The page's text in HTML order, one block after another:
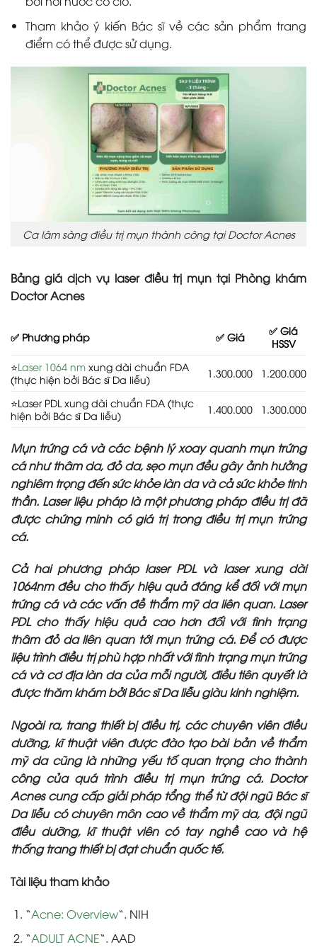
Tham khảo ý kiến Bác sĩ về các sản phẩm trang
điểm có thể được sử dụng.
Ca lâm sàng điều trị mụn thành công tại Doctor Acnes
Bảng giá dịch vụ laser điều trị mụn tại Phòng khám
Doctor Acnes
✅ Phương pháp ✅ Giá
✅ Giá
HSSV
⭐Laser 1064 nm xung dài chuẩn FDA
(thực hiện bởi Bác sĩ Da liễu)
1.300.000 1.200.000
⭐Laser PDL xung dài chuẩn FDA (thực
hiện bởi Bác sĩ Da liễu)
1.400.000 1.300.000
Mụn trứng cá và các bệnh lý xoay quanh mụn trứng
cá như thâm da, đỏ da, sẹo mụn đều gây ảnh hưởng
nghiêm trọng đến sức khỏe làn da và cả sức khỏe tinh
thần. Laser liệu pháp là một phương pháp điều trị đã
được chứng minh có giá trị trong điều trị mụn trứng
cá.
Cả hai phương pháp laser PDL và laser xung dài
1064nm đều cho thấy hiệu quả đáng kể đối với mụn
trứng cá và các vấn đề thẩm mỹ da liên quan. Laser
PDL cho thấy hiệu quả cao hơn đối với tình trạng
thâm đỏ da liên quan tới mụn trứng cá. Để có được
liệu trình điều trị phù hợp nhất với tình trạng mụn trứng
cá và cơ địa làn da của mỗi người, điều tiên quyết là
được thăm khám bởi Bác sĩ Da liễu giàu kinh nghiệm.
Ngoài ra, trang thiết bị điều trị, các chuyên viên điều
dưỡng, kĩ thuật viên được đào tạo bài bản về thẩm
mỹ da cũng là những yếu tố quan trọng cho thành
công của quá trình điều trị mụn trứng cá. Doctor
Acnes cung cấp giải pháp tổng thể từ đội ngũ Bác sĩ
Da liễu có chuyên môn cao về thẩm mỹ da, đội ngũ
điều dưỡng, kĩ thuật viên có tay nghề cao và hệ
thống trang thiết bị đạt chuẩn quốc tế.
Tài liệu tham khảo
“Acne: Overview“. NIH
“ADULT ACNE“. AAD